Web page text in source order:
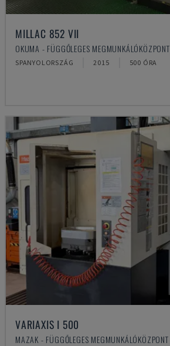
MILLAC 852 VII
OKUMA - FÜGGŐLEGES MEGMUNKÁLÓKÖZPONT
SPANYOLORSZÁG 2015 500 ÓRA
VARIAXIS I 500
MAZAK - FÜGGŐLEGES MEGMUNKÁLÓKÖZPONT